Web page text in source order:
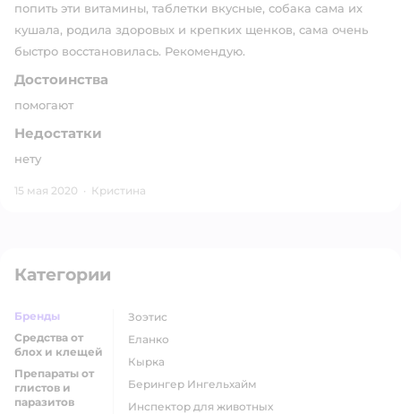
попить эти витамины, таблетки вкусные, собака сама их
кушала, родила здоровых и крепких щенков, сама очень
быстро восстановилась. Рекомендую.
Достоинства
помогают
Недостатки
нету
15 мая 2020 · Кристина
Категории
Бренды
Средства от
блох и клещей
Препараты от
глистов и
паразитов
Зоэтис
Еланко
Кырка
Берингер Ингельхайм
Инспектор для животных